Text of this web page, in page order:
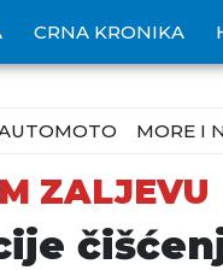
CRNA KRONIKA
MORE I
ZALJEVU